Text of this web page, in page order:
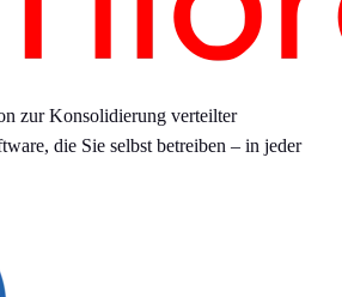
zur Konsolidierung verteilter
die Sie selbst betreiben – in jeder